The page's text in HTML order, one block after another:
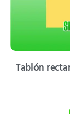
Tablón